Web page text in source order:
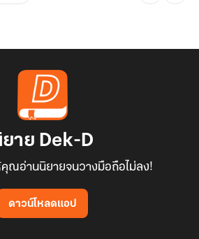
าย Dek-D
ณอ่านนิยายจนวางมือถือไม่ลง!
ดาวน์โหลดแอป